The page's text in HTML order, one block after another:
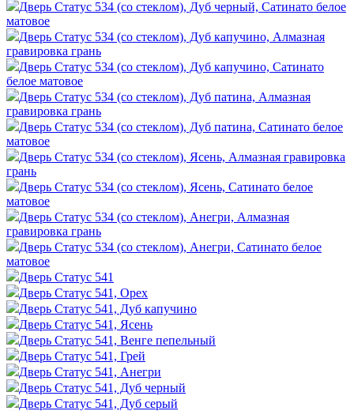
Дверь Статус 534 (со стеклом), Дуб черный, Сатинато белое
матовое
Дверь Статус 534 (со стеклом), Дуб капучино, Алмазная
гравировка грань
Дверь Статус 534 (со стеклом), Дуб капучино, Сатинато
белое матовое
Дверь Статус 534 (со стеклом), Дуб патина, Алмазная
гравировка грань
Дверь Статус 534 (со стеклом), Дуб патина, Сатинато белое
матовое
Дверь Статус 534 (со стеклом), Ясень, Алмазная гравировка
грань
Дверь Статус 534 (со стеклом), Ясень, Сатинато белое
матовое
Дверь Статус 534 (со стеклом), Анегри, Алмазная
гравировка грань
Дверь Статус 534 (со стеклом), Анегри, Сатинато белое
матовое
Дверь Статус 541
Дверь Статус 541, Орех
Дверь Статус 541, Дуб капучино
Дверь Статус 541, Ясень
Дверь Статус 541, Венге пепельный
Дверь Статус 541, Грей
Дверь Статус 541, Анегри
Дверь Статус 541, Дуб черный
Дверь Статус 541, Дуб серый